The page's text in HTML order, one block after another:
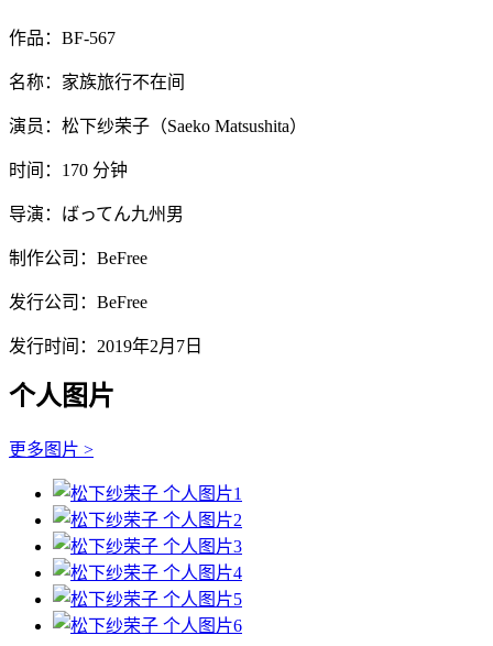
作品：BF-567
名称：家族旅行不在间
演员：松下纱荣子（Saeko Matsushita）
时间：170 分钟
导演：ばってん九州男
制作公司：BeFree
发行公司：BeFree
发行时间：2019年2月7日
个人图片
更多图片 >